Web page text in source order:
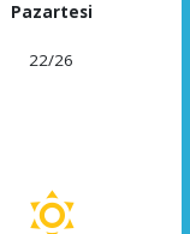
Pazartesi
22/26